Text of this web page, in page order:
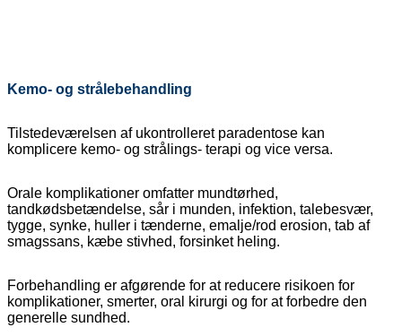
Kemo- og strålebehandling
Tilstedeværelsen af ukontrolleret paradentose kan
komplicere kemo- og strålings- terapi og vice versa.
Orale komplikationer omfatter mundtørhed,
tandkødsbetændelse, sår i munden, infektion, talebesvær,
tygge, synke, huller i tænderne, emalje/rod erosion, tab af
smagssans, kæbe stivhed, forsinket heling.
Forbehandling er afgørende for at reducere risikoen for
komplikationer, smerter, oral kirurgi og for at forbedre den
generelle sundhed.